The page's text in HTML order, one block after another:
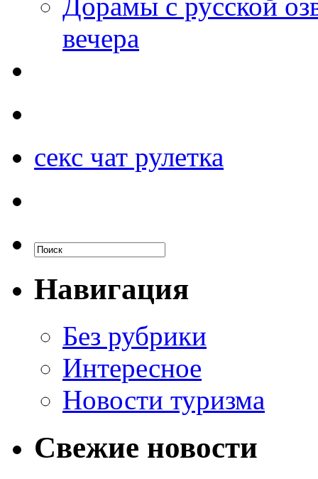
вечера
секс чат рулетка
Навигация
Без рубрики
Интересное
Новости туризма
Свежие новости